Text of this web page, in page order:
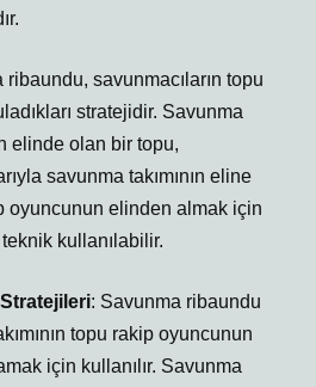
savunmacıların topu
stratejidir. Savunma
elinde olan bir topu,
savunma takımının eline
oyuncunun elinden almak için
kullanılabilir.
: Savunma ribaundu
topu rakip oyuncunun
için kullanılır. Savunma